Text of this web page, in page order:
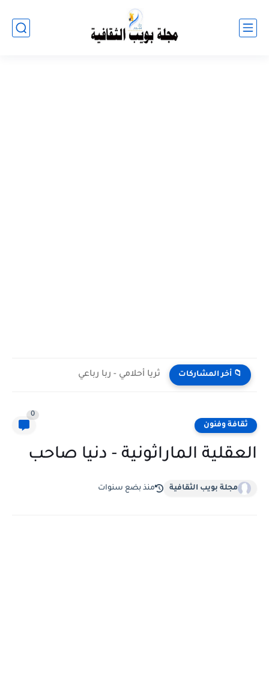
📁 أخر المشاركات ثريا أحلامي - ربا رباعي
ثقافة وفنون
0
العقلية الماراثونية - دنيا صاحب
مجلة بويب الثقافية منذ بضع سنوات